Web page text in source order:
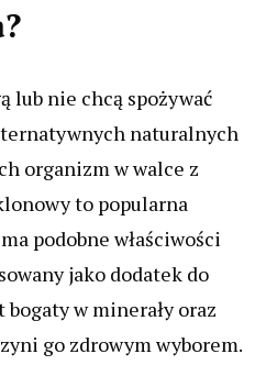
lub nie chcą spożywać
naturalnych
organizm w walce z
to popularna
podobne właściwości
jako dodatek do
bogaty w minerały oraz
go zdrowym wyborem.